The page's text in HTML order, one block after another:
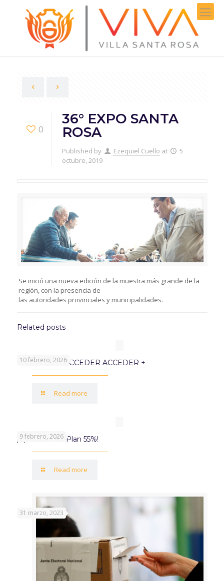
0
36° EXPO SANTA
ROSA
Published by Ezequiel Cuello at
5
octubre, 2019
Se inició una nueva edición de la muestra más grande de la
región, con la presencia de
las autoridades provinciales y municipalidades.
Related posts
10 febrero, 2026
PROGRAMA ACCEDER ACCEDER +
Read more
9 febrero, 2026
¡Aprovechá el Plan 55%!
Read more
31 marzo, 2023